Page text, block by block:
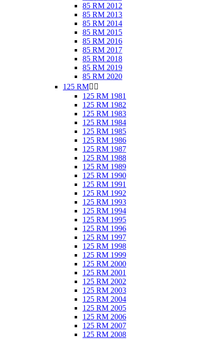
85 RM 2012
85 RM 2013
85 RM 2014
85 RM 2015
85 RM 2016
85 RM 2017
85 RM 2018
85 RM 2019
85 RM 2020
125 RM 
125 RM 1981
125 RM 1982
125 RM 1983
125 RM 1984
125 RM 1985
125 RM 1986
125 RM 1987
125 RM 1988
125 RM 1989
125 RM 1990
125 RM 1991
125 RM 1992
125 RM 1993
125 RM 1994
125 RM 1995
125 RM 1996
125 RM 1997
125 RM 1998
125 RM 1999
125 RM 2000
125 RM 2001
125 RM 2002
125 RM 2003
125 RM 2004
125 RM 2005
125 RM 2006
125 RM 2007
125 RM 2008